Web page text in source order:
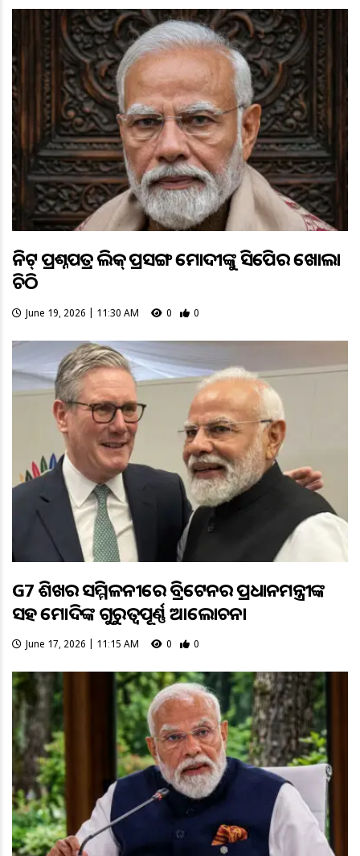
ନିଟ୍ ପ୍ରଶ୍ନପତ୍ର ଲିକ୍ ପ୍ରସଙ୍ଗ ମୋଦୀଙ୍କୁ ସିଜେପିର ଖୋଲା
ଚିଠି
June 19, 2026 | 11:30 AM 0 0
G7 ଶିଖର ସମ୍ମିଳନୀରେ ବ୍ରିଟେନର ପ୍ରଧାନମନ୍ତ୍ରୀଙ୍କ
ସହ ମୋଦିଙ୍କ ଗୁରୁତ୍ବପୂର୍ଣ୍ଣ ଆଲୋଚନା
June 17, 2026 | 11:15 AM 0 0